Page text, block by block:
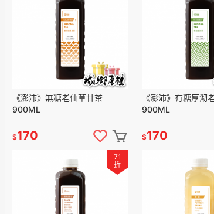
《澎沛》無糖老仙草甘茶
900ML
$170
《澎沛》有糖厚沏
900ML
$170
71
折